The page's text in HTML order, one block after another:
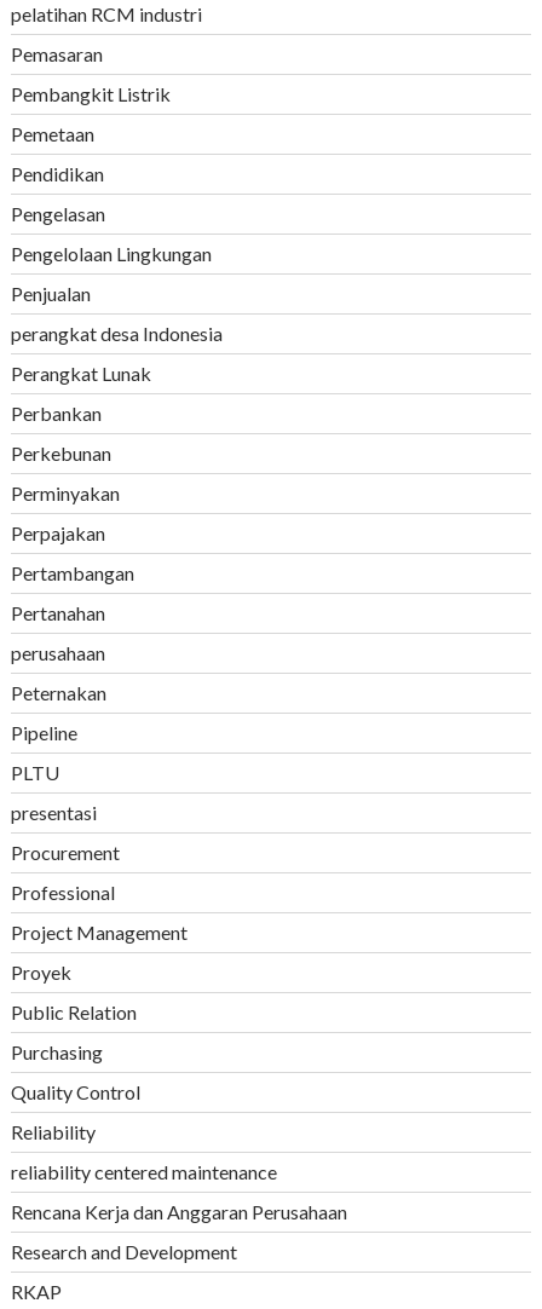
pelatihan RCM industri
Pemasaran
Pembangkit Listrik
Pemetaan
Pendidikan
Pengelasan
Pengelolaan Lingkungan
Penjualan
perangkat desa Indonesia
Perangkat Lunak
Perbankan
Perkebunan
Perminyakan
Perpajakan
Pertambangan
Pertanahan
perusahaan
Peternakan
Pipeline
PLTU
presentasi
Procurement
Professional
Project Management
Proyek
Public Relation
Purchasing
Quality Control
Reliability
reliability centered maintenance
Rencana Kerja dan Anggaran Perusahaan
Research and Development
RKAP